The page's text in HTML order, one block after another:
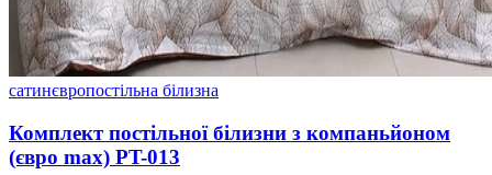
сатинєвропостільна білизна
Комплект постільної білизни з компаньйоном
(євро max) PT-013